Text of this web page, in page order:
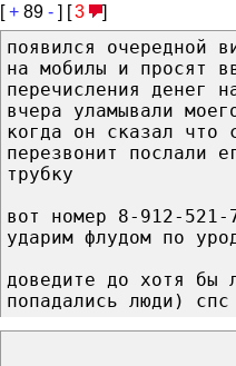
[+ 89 - ] [3 ]
появился очередной
на мобилы и просят
перечисления денег
вчера уламывали
когда он сказал что
перезвонит послали
трубку
вот номер 8-912-521-
ударим флудом по
доведите до хотя бы
попадались люди) спс